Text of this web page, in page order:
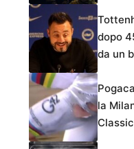
dopo
da un
la